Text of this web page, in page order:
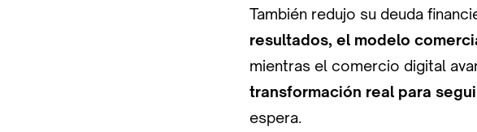
También redujo su deuda
resultados, el modelo
mientras el comercio digital
transformación real para
espera.